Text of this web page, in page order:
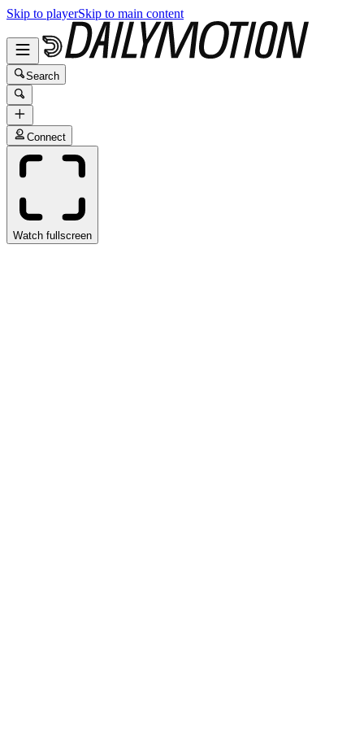
Skip to playerSkip to main content
Search
Connect
Watch fullscreen